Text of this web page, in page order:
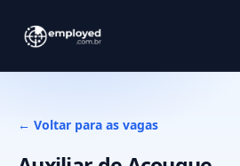
← Voltar para as vagas